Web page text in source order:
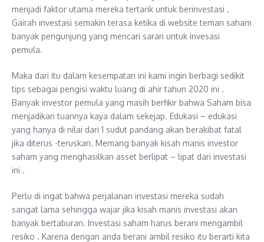
menjadi faktor utama mereka tertarik untuk berinvestasi .
Gairah investasi semakin terasa ketika di website teman saham
banyak pengunjung yang mencari saran untuk invesasi
pemula.
Maka dari itu dalam kesempatan ini kami ingin berbagi sedikit
tips sebagai pengisi waktu luang di ahir tahun 2020 ini .
Banyak investor pemula yang masih berfikir bahwa Saham bisa
menjadikan tuannya kaya dalam sekejap. Edukasi – edukasi
yang hanya di nilai dari 1 sudut pandang akan berakibat fatal
jika diterus -teruskan. Memang banyak kisah manis investor
saham yang menghasilkan asset berlipat – lipat dari investasi
ini .
Perlu di ingat bahwa perjalanan investasi mereka sudah
sangat lama sehingga wajar jika kisah manis investasi akan
banyak bertaburan. Investasi saham harus berani mengambil
resiko . Karena dengan anda berani ambil resiko itu berarti kita